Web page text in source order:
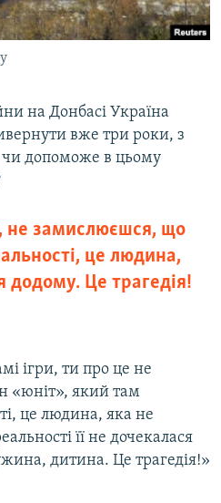
на Донбасі Україна
вже три роки, з
чи допоможе в цьому
не замислюєшся, що
це людина,
додому. Це трагедія!
ігри, ти про це не
«юніт», який там
це людина, яка не
її не дочекалася
дитина. Це трагедія!»